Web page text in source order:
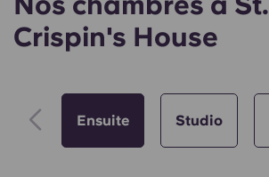
Crispin's House
Ensuite Studio